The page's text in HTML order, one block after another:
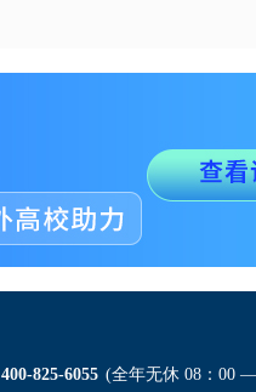
400-825-6055 (全年无休 08：00